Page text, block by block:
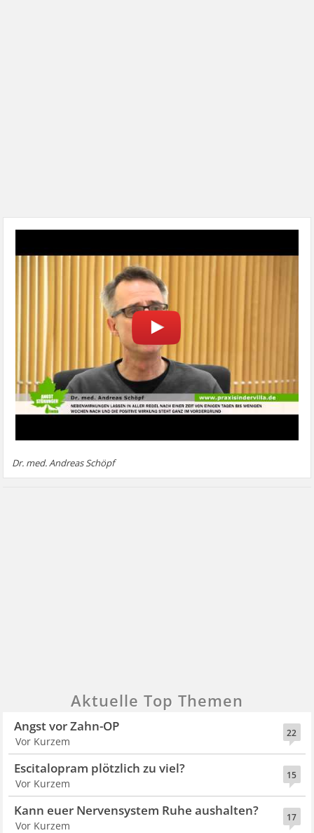
Dr. med. Andreas Schöpf
Aktuelle Top Themen
22
Angst vor Zahn-OP
Vor Kurzem
15
Escitalopram plötzlich zu viel?
Vor Kurzem
17
Kann euer Nervensystem Ruhe aushalten?
Vor Kurzem